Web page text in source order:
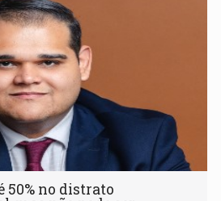
50% no distrato